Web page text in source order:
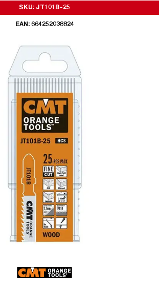
SKU: JT101B-25
EAN: 664252038824